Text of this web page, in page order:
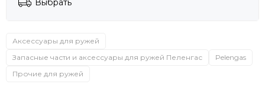
Выбрать
Аксессуары для ружей
Запасные части и аксессуары для ружей Пеленгас
Pelengas
Прочие для ружей